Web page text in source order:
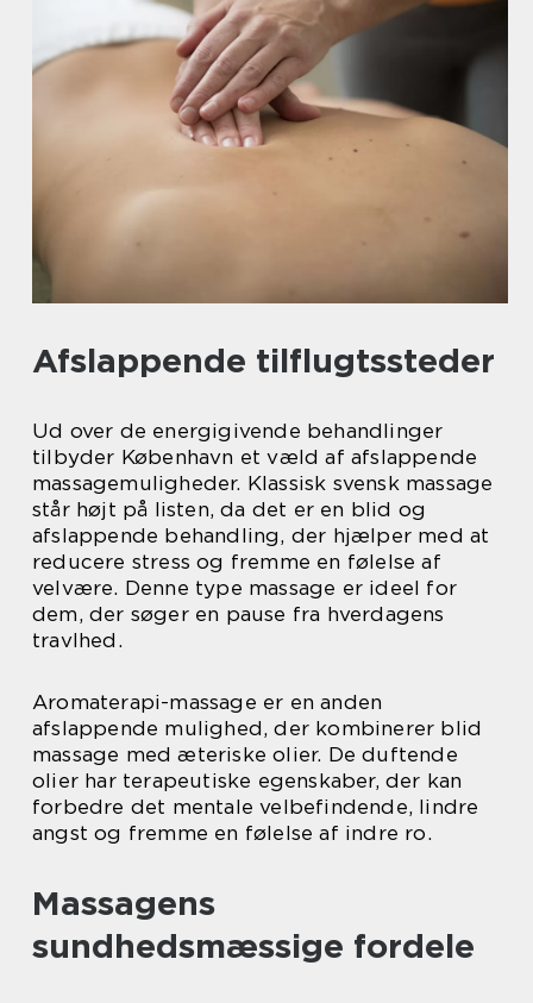
Afslappende tilflugtssteder
Ud over de energigivende behandlinger
tilbyder København et væld af afslappende
massagemuligheder. Klassisk svensk massage
står højt på listen, da det er en blid og
afslappende behandling, der hjælper med at
reducere stress og fremme en følelse af
velvære. Denne type massage er ideel for
dem, der søger en pause fra hverdagens
travlhed.
Aromaterapi-massage er en anden
afslappende mulighed, der kombinerer blid
massage med æteriske olier. De duftende
olier har terapeutiske egenskaber, der kan
forbedre det mentale velbefindende, lindre
angst og fremme en følelse af indre ro.
Massagens
sundhedsmæssige fordele